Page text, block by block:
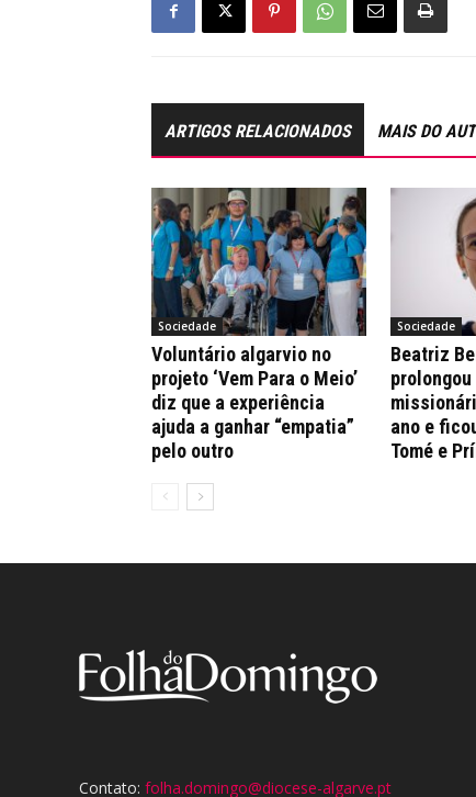
ARTIGOS RELACIONADOS MAIS DO
Sociedade
Voluntário algarvio no
projeto ‘Vem Para o Meio’
diz que a experiência
ajuda a ganhar “empatia”
pelo outro
Sociedade
Beatriz
ano e
Tomé e
Contato: folha.domingo@diocese-algarve.pt